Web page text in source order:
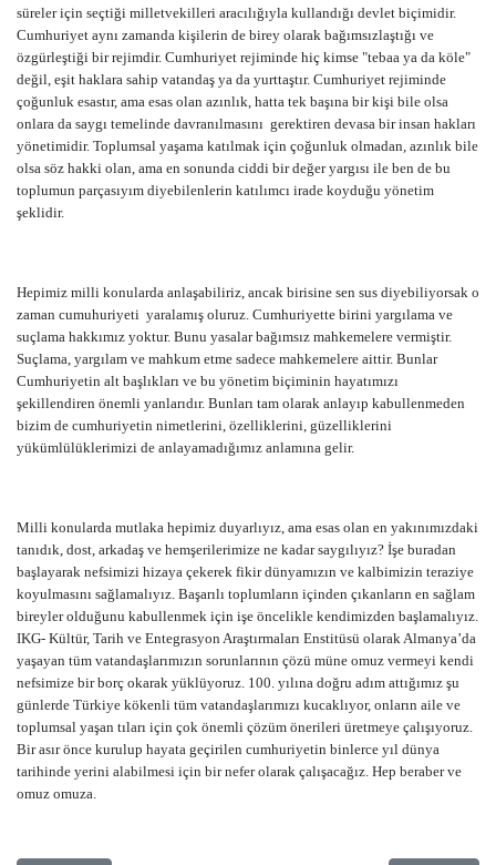
süreler için seçtiği milletvekilleri aracılığıyla kullandığı devlet biçimidir.
Cumhuriyet aynı zamanda kişilerin de birey olarak bağımsızlaştığı ve
özgürleştiği bir rejimdir. Cumhuriyet rejiminde hiç kimse "tebaa ya da köle"
değil, eşit haklara sahip vatandaş ya da yurttaştır. Cumhuriyet rejiminde
çoğunluk esastır, ama esas olan azınlık, hatta tek başına bir kişi bile olsa
onlara da saygı temelinde davranılmasını gerektiren devasa bir insan hakları
yönetimidir. Toplumsal yaşama katılmak için çoğunluk olmadan, azınlık bile
olsa söz hakki olan, ama en sonunda ciddi bir değer yargısı ile ben de bu
toplumun parçasıyım diyebilenlerin katılımcı irade koyduğu yönetim
şeklidir.
Hepimiz milli konularda anlaşabiliriz, ancak birisine sen sus diyebiliyorsak o
zaman cumuhuriyeti yaralamış oluruz. Cumhuriyette birini yargılama ve
suçlama hakkımız yoktur. Bunu yasalar bağımsız mahkemelere vermiştir.
Suçlama, yargılam ve mahkum etme sadece mahkemelere aittir. Bunlar
Cumhuriyetin alt başlıkları ve bu yönetim biçiminin hayatımızı
şekillendiren önemli yanlarıdır. Bunları tam olarak anlayıp kabullenmeden
bizim de cumhuriyetin nimetlerini, özelliklerini, güzelliklerini
yükümlülüklerimizi de anlayamadığımız anlamına gelir.
Milli konularda mutlaka hepimiz duyarlıyız, ama esas olan en yakınımızdaki
tanıdık, dost, arkadaş ve hemşerilerimize ne kadar saygılıyız? İşe buradan
başlayarak nefsimizi hizaya çekerek fikir dünyamızın ve kalbimizin teraziye
koyulmasını sağlamalıyız. Başarılı toplumların içinden çıkanların en sağlam
bireyler olduğunu kabullenmek için işe öncelikle kendimizden başlamalıyız.
IKG- Kültür, Tarih ve Entegrasyon Araştırmaları Enstitüsü olarak Almanya’da
yaşayan tüm vatandaşlarımızın sorunlarının çözü müne omuz vermeyi kendi
nefsimize bir borç okarak yüklüyoruz. 100. yılına doğru adım attığımız şu
günlerde Türkiye kökenli tüm vatandaşlarımızı kucaklıyor, onların aile ve
toplumsal yaşan tıları için çok önemli çözüm önerileri üretmeye çalışıyoruz.
Bir asır önce kurulup hayata geçirilen cumhuriyetin binlerce yıl dünya
tarihinde yerini alabilmesi için bir nefer olarak çalışacağız. Hep beraber ve
omuz omuza.